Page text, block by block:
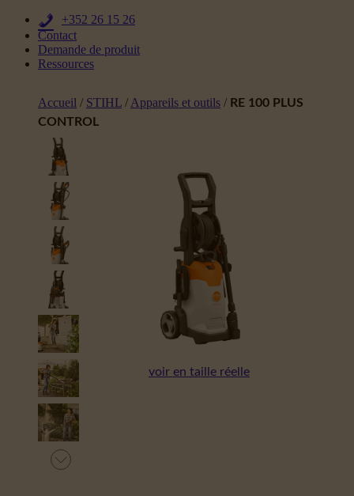
+352 26 15 26
Contact
Demande de produit
Ressources
Accueil / STIHL / Appareils et outils / RE 100 PLUS
CONTROL
voir en taille réelle